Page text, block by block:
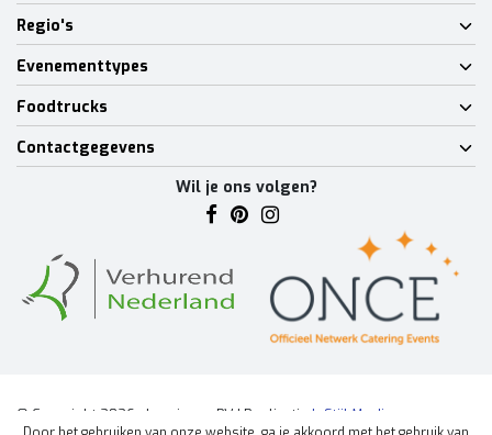
Regio's
Evenementtypes
Foodtrucks
Contactgegevens
Wil je ons volgen?
© Copyright 2026 - Lumineux BV | Realisatie
InStijl Media